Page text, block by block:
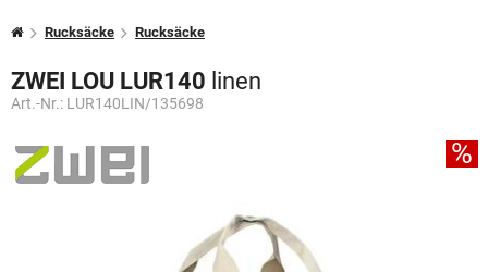
Rucksäcke Rucksäcke
ZWEI LOU LUR140 linen
Art.-Nr.: LUR140LIN/135698
%